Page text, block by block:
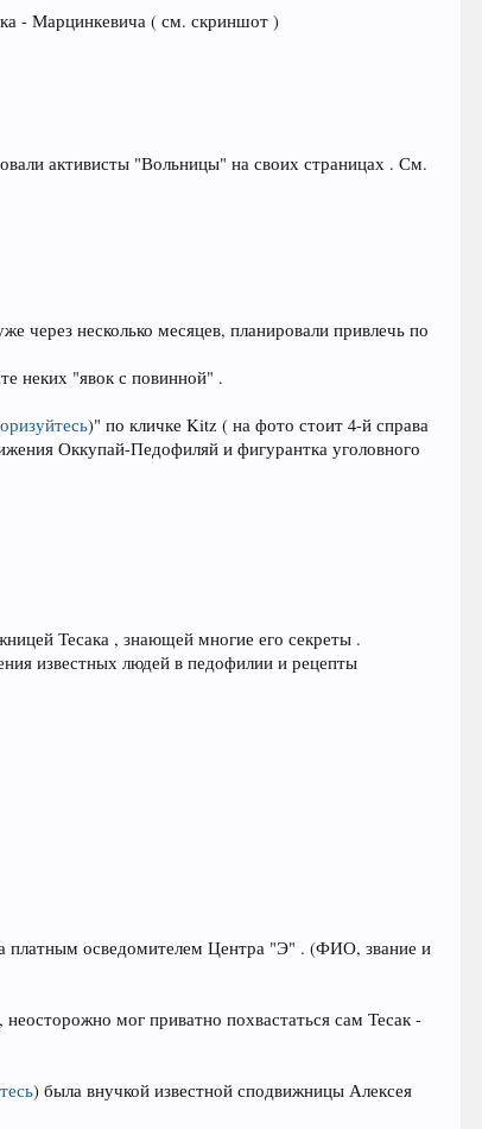
- Марцинкевича ( см. скриншот )
активисты "Вольницы" на своих страницах . См.
несколько месяцев, планировали привлечь по
неких "явок с повинной" .
)" по кличке Kitz ( на фото стоит 4-й справа
Оккупай-Педофиляй и фигурантка уголовного
Тесака , знающей многие его секреты .
известных людей в педофилии и рецепты
платным осведомителем Центра "Э" . (ФИО, звание и
мог приватно похвастаться сам Тесак -
) была внучкой известной сподвижницы Алексея